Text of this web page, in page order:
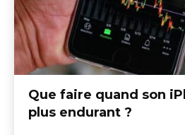
Que faire quand son
plus endurant ?